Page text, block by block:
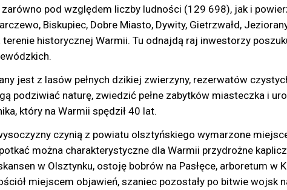
pod względem liczby ludności (129 698), jak i
Biskupiec, Dobre Miasto, Dywity, Gietrzwałd,
historycznej Warmii. Tu odnajdą raj inwestorzy
jest z lasów pełnych dzikiej zwierzyny, rezerwatów
podziwiać naturę, zwiedzić pełne zabytków miasteczka i
który na Warmii spędził 40 lat.
czynią z powiatu olsztyńskiego wymarzone
można charakterystyczne dla Warmii przydrożne
w Olsztynku, ostoję bobrów na Pasłęce, arboretum w
miejscem objawień, szaniec pozostały po bitwie